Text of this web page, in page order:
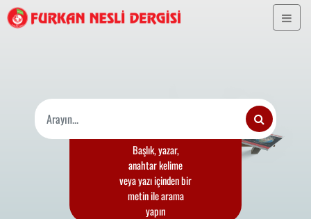
Başlık, yazar,
anahtar kelime
veya yazı içinden bir
metin ile arama
yapın